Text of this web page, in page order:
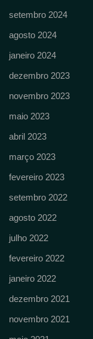
setembro 2024
agosto 2024
janeiro 2024
dezembro 2023
novembro 2023
maio 2023
abril 2023
março 2023
fevereiro 2023
setembro 2022
agosto 2022
julho 2022
fevereiro 2022
janeiro 2022
dezembro 2021
novembro 2021